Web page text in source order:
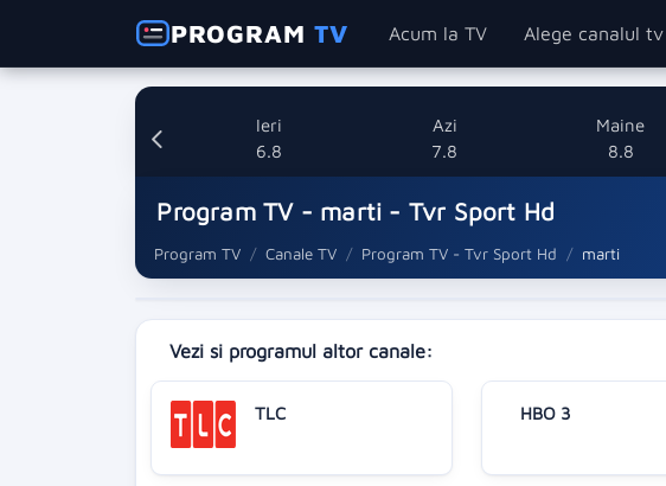
PROGRAMTV Acum la TV Alege canalul tv
Ieri
6.8
Azi
7.8
Maine
8.8
Program TV - marti - Tvr Sport Hd
Program TV Canale TV Program TV - Tvr Sport Hd marti
Vezi si programul altor canale:
TLC HBO 3